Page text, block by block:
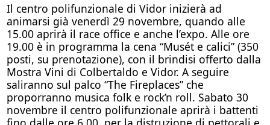
Il centro polifunzionale di Vidor inizierà ad
animarsi già venerdì 29 novembre, quando alle
15.00 aprirà il race office e anche l’expo. Alle ore
19.00 è in programma la cena “Musét e calici” (350
posti, su prenotazione), con il brindisi offerto dalla
Mostra Vini di Colbertaldo e Vidor. A seguire
saliranno sul palco “The Fireplaces” che
proporranno musica folk e rock’n roll. Sabato 30
novembre il centro polifunzionale aprirà i battenti